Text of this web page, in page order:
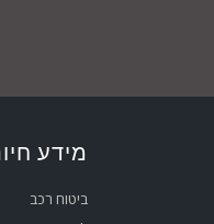
מידע
ביטוח רכב